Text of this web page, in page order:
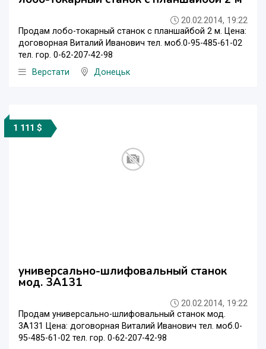
20.02.2014, 19:22
Продам лобо-токарный станок с планшайбой 2 м. Цена:
договорная Виталий Иванович тел. моб.0-95-485-61-02
тел. гор. 0-62-207-42-98
Верстати
Донецьк
1 111 $
универсально-шлифовальный станок
мод. 3А131
20.02.2014, 19:22
Продам универсально-шлифовальный станок мод.
3А131 Цена: договорная Виталий Иванович тел. моб.0-
95-485-61-02 тел. гор. 0-62-207-42-98